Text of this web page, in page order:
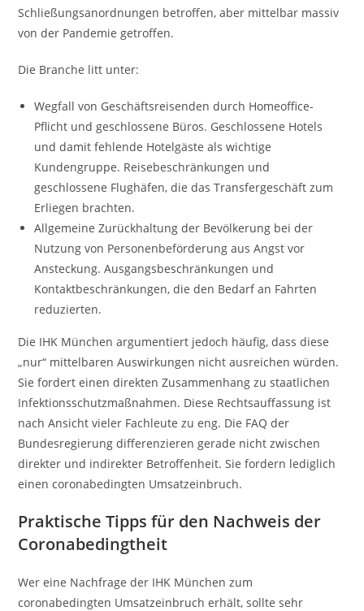
Schließungsanordnungen betroffen, aber mittelbar massiv
von der Pandemie getroffen.
Die Branche litt unter:
Wegfall von Geschäftsreisenden durch Homeoffice-
Pflicht und geschlossene Büros. Geschlossene Hotels
und damit fehlende Hotelgäste als wichtige
Kundengruppe. Reisebeschränkungen und
geschlossene Flughäfen, die das Transfergeschäft zum
Erliegen brachten.
Allgemeine Zurückhaltung der Bevölkerung bei der
Nutzung von Personenbeförderung aus Angst vor
Ansteckung. Ausgangsbeschränkungen und
Kontaktbeschränkungen, die den Bedarf an Fahrten
reduzierten.
Die IHK München argumentiert jedoch häufig, dass diese
„nur“ mittelbaren Auswirkungen nicht ausreichen würden.
Sie fordert einen direkten Zusammenhang zu staatlichen
Infektionsschutzmaßnahmen. Diese Rechtsauffassung ist
nach Ansicht vieler Fachleute zu eng. Die FAQ der
Bundesregierung differenzieren gerade nicht zwischen
direkter und indirekter Betroffenheit. Sie fordern lediglich
einen coronabedingten Umsatzeinbruch.
Praktische Tipps für den Nachweis der
Coronabedingtheit
Wer eine Nachfrage der IHK München zum
coronabedingten Umsatzeinbruch erhält, sollte sehr